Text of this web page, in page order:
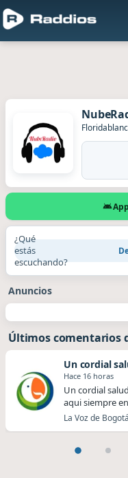
¿Qué
estás
escuchando?
Anuncios
Últimos comentarios
Un cordial
Hace 16 horas
Un cordial
aqui siempre
La Voz de